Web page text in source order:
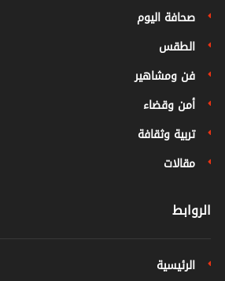
صحافة اليوم
الطقس
فن ومشاهير
أمن وقضاء
تربية وثقافة
مقالات
الروابط
الرئيسية